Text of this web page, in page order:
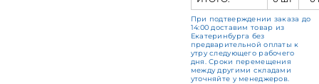
При подтверждении заказа до
14:00 доставим товар из
Екатеринбурга без
предварительной оплаты к
утру следующего рабочего
дня. Сроки перемещения
между другими складами
уточняйте у менеджеров.